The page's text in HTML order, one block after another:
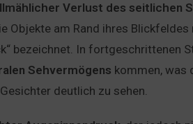
Verlust des seitlichen
Objekte am Rand ihres Blickfeldes
bezeichnet. In fortgeschrittenen
Sehvermögens kommen, was
deutlich zu sehen.